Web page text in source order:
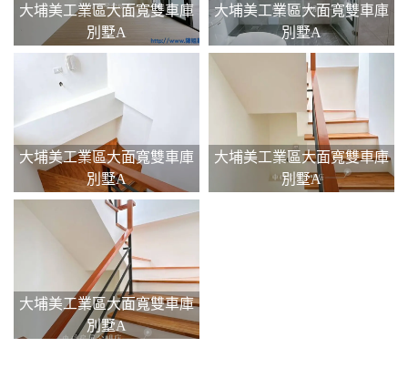
大埔美工業區大面寬雙車庫
別墅A
大埔美工業區大面寬雙車庫
別墅A
大埔美工業區大面寬雙車庫
別墅A
大埔美工業區大面寬雙車庫
別墅A
大埔美工業區大面寬雙車庫
別墅A